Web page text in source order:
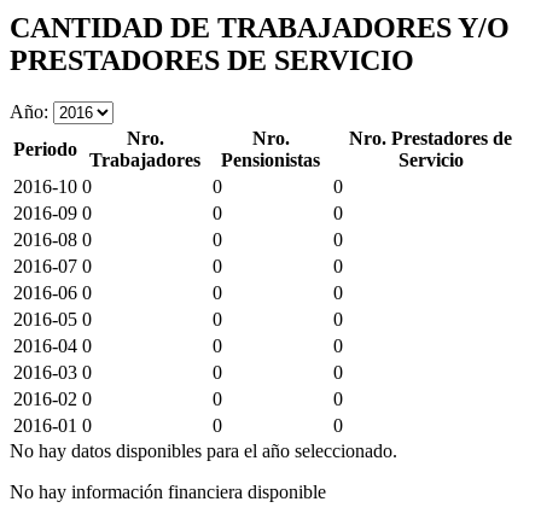
CANTIDAD DE TRABAJADORES Y/O
PRESTADORES DE SERVICIO
Año:
Periodo
Nro.
Trabajadores
Nro.
Pensionistas
Nro. Prestadores de
Servicio
2016-10 0 0
0
2016-09 0 0
0
2016-08 0 0
0
2016-07 0 0
0
2016-06 0 0
0
2016-05 0 0
0
2016-04 0 0
0
2016-03 0 0
0
2016-02 0 0
0
2016-01 0 0
0
No hay datos disponibles para el año seleccionado.
No hay información financiera disponible